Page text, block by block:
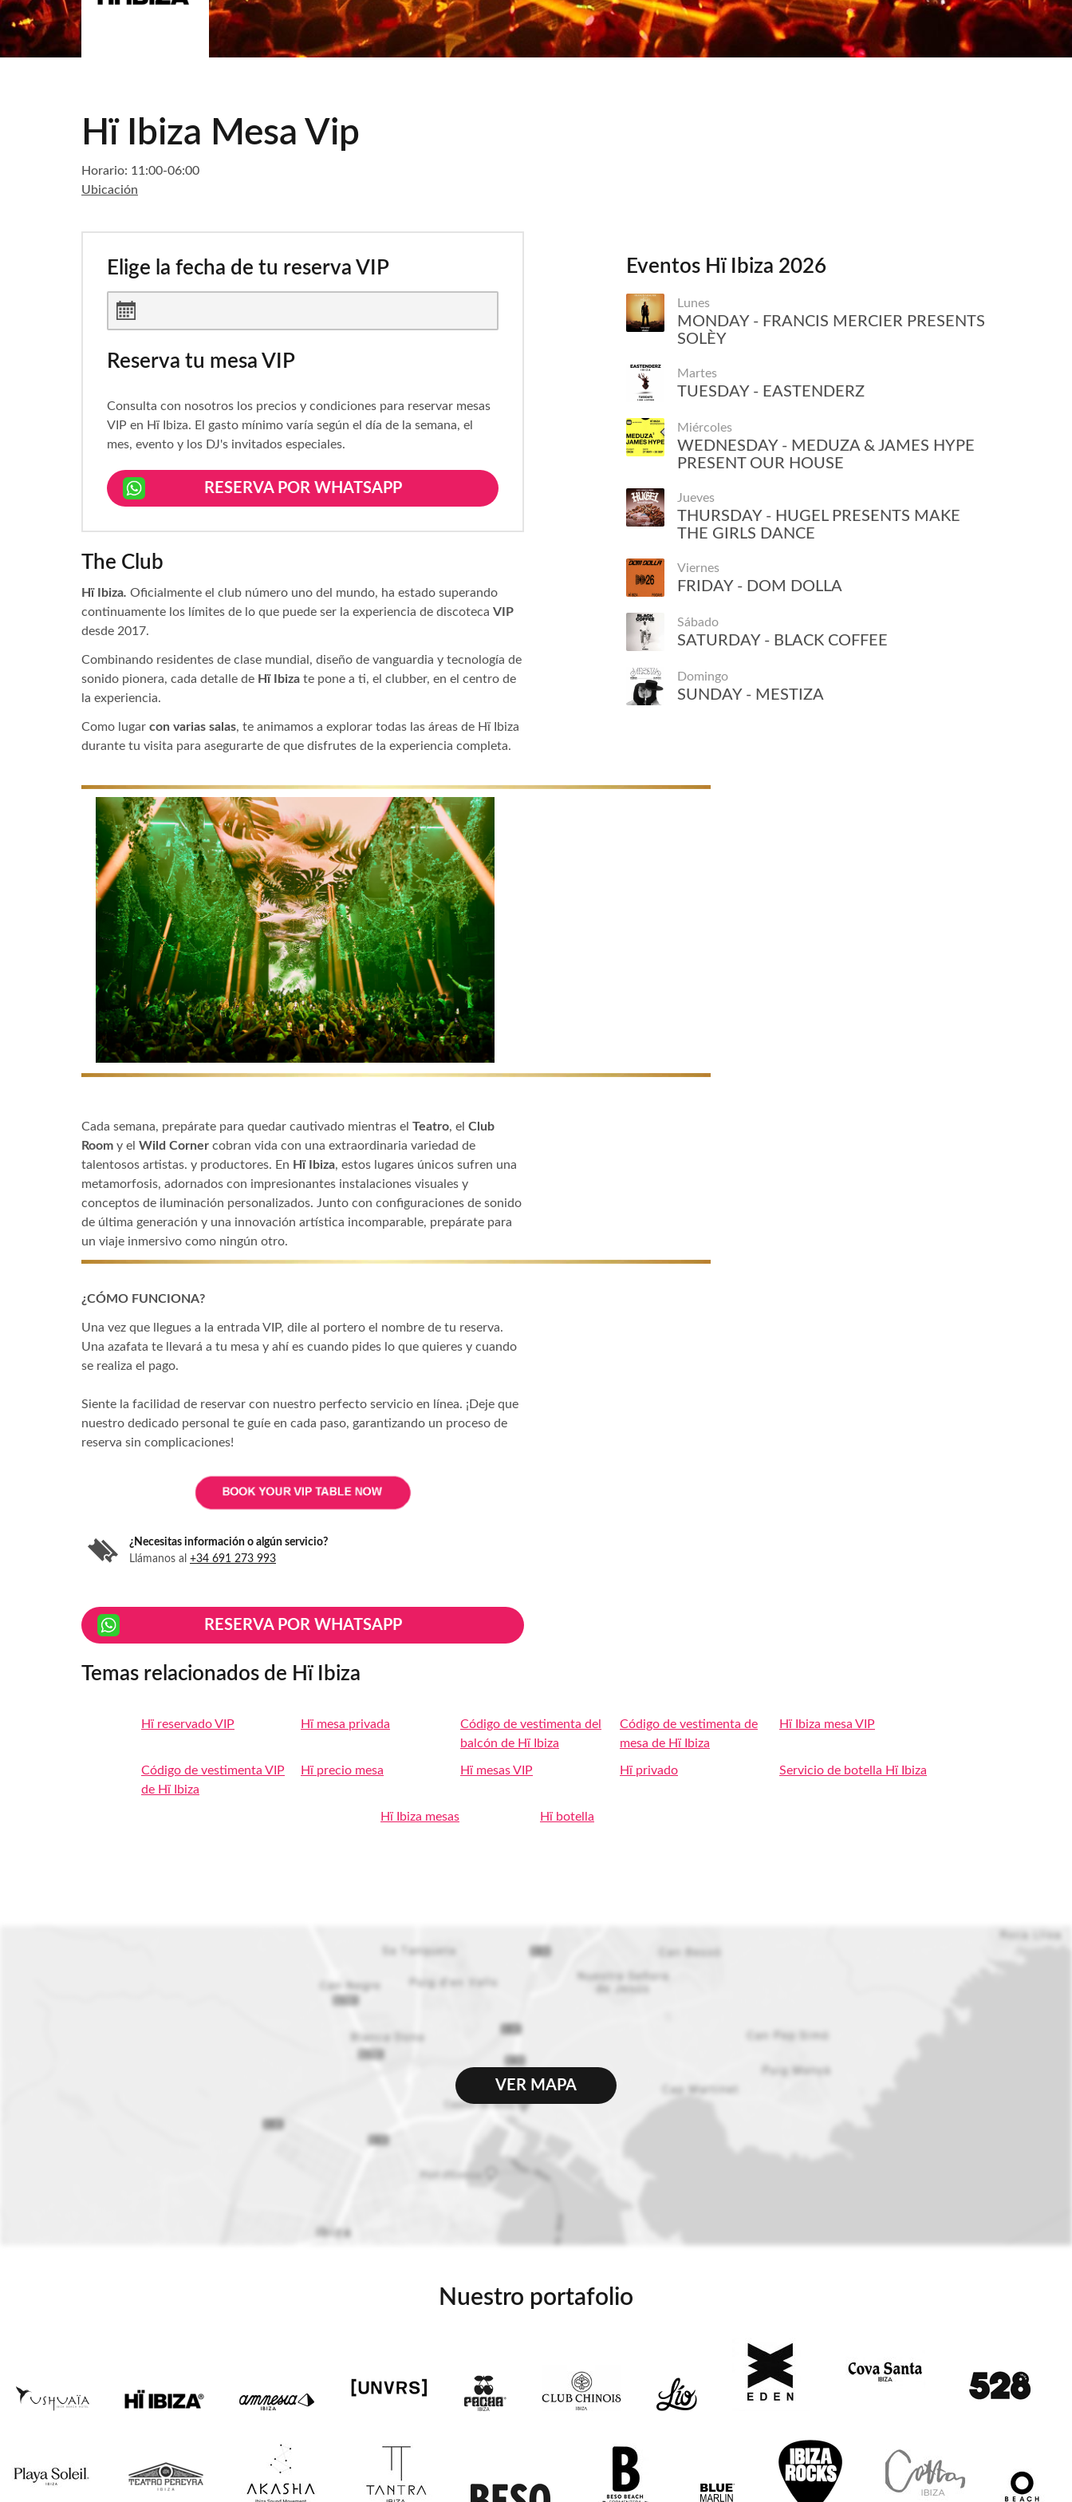
Hï Ibiza Mesa Vip
Horario: 11:00-06:00
Ubicación
Eventos Hï Ibiza 2026
Lunes
MONDAY - FRANCIS MERCIER PRESENTS
SOLÈY
Martes
TUESDAY - EASTENDERZ
Miércoles
WEDNESDAY - MEDUZA & JAMES HYPE
PRESENT OUR HOUSE
Jueves
THURSDAY - HUGEL PRESENTS MAKE
THE GIRLS DANCE
Viernes
FRIDAY - DOM DOLLA
Sábado
SATURDAY - BLACK COFFEE
Domingo
SUNDAY - MESTIZA
Elige la fecha de tu reserva VIP
Reserva tu mesa VIP
Consulta con nosotros los precios y condiciones para reservar mesas
VIP en Hï Ibiza. El gasto mínimo varía según el día de la semana, el
mes, evento y los DJ's invitados especiales.
RESERVA POR WHATSAPP
The Club
Hï Ibiza. Oficialmente el club número uno del mundo, ha estado superando
continuamente los límites de lo que puede ser la experiencia de discoteca VIP
desde 2017.
Combinando residentes de clase mundial, diseño de vanguardia y tecnología de
sonido pionera, cada detalle de Hï Ibiza te pone a ti, el clubber, en el centro de
la experiencia.
Como lugar con varias salas, te animamos a explorar todas las áreas de Hï Ibiza
durante tu visita para asegurarte de que disfrutes de la experiencia completa.
Cada semana, prepárate para quedar cautivado mientras el Teatro, el Club
Room y el Wild Corner cobran vida con una extraordinaria variedad de
talentosos artistas. y productores. En Hï Ibiza, estos lugares únicos sufren una
metamorfosis, adornados con impresionantes instalaciones visuales y
conceptos de iluminación personalizados. Junto con configuraciones de sonido
de última generación y una innovación artística incomparable, prepárate para
un viaje inmersivo como ningún otro.
¿CÓMO FUNCIONA?
Una vez que llegues a la entrada VIP, dile al portero el nombre de tu reserva.
Una azafata te llevará a tu mesa y ahí es cuando pides lo que quieres y cuando
se realiza el pago.
Siente la facilidad de reservar con nuestro perfecto servicio en línea. ¡Deje que
nuestro dedicado personal te guíe en cada paso, garantizando un proceso de
reserva sin complicaciones!
¿Necesitas información o algún servicio?
Llámanos al +34 691 273 993
RESERVA POR WHATSAPP
Temas relacionados de Hï Ibiza
Hï reservado VIP Hï mesa privada
Código de vestimenta del
balcón de Hï Ibiza
Código de vestimenta de
mesa de Hï Ibiza
Hï Ibiza mesa VIP
Código de vestimenta VIP
de Hï Ibiza
Hï precio mesa Hï mesas VIP Hï privado Servicio de botella Hï Ibiza
Hï Ibiza mesas Hï botella
VER MAPA
Nuestro portafolio